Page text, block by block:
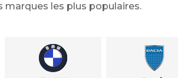
marques les plus populaires.